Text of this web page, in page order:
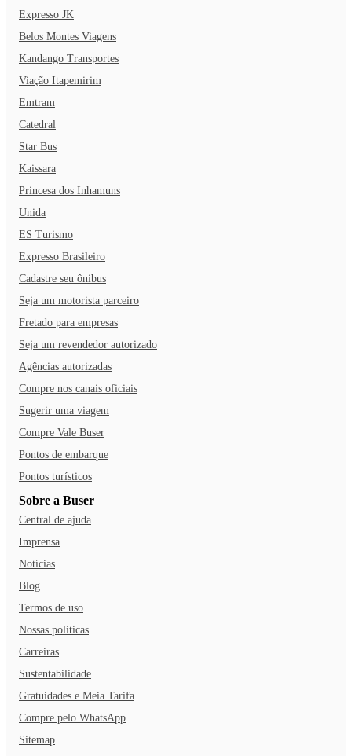
Expresso JK
Belos Montes Viagens
Kandango Transportes
Viação Itapemirim
Emtram
Catedral
Star Bus
Kaissara
Princesa dos Inhamuns
Unida
ES Turismo
Expresso Brasileiro
Cadastre seu ônibus
Seja um motorista parceiro
Fretado para empresas
Seja um revendedor autorizado
Agências autorizadas
Compre nos canais oficiais
Sugerir uma viagem
Compre Vale Buser
Pontos de embarque
Pontos turísticos
Sobre a Buser
Central de ajuda
Imprensa
Notícias
Blog
Termos de uso
Nossas políticas
Carreiras
Sustentabilidade
Gratuidades e Meia Tarifa
Compre pelo WhatsApp
Sitemap